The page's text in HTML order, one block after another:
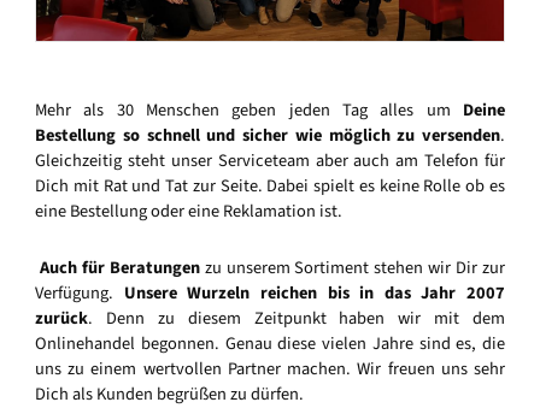
Mehr als 30 Menschen geben jeden Tag alles um Deine
Bestellung so schnell und sicher wie möglich zu versenden.
Gleichzeitig steht unser Serviceteam aber auch am Telefon für
Dich mit Rat und Tat zur Seite. Dabei spielt es keine Rolle ob es
eine Bestellung oder eine Reklamation ist.
Auch für Beratungenzu unserem Sortiment stehen wir Dir zur
Verfügung. Unsere Wurzeln reichen bis in das Jahr 2007
zurück. Denn zu diesem Zeitpunkt haben wir mit dem
Onlinehandel begonnen. Genau diese vielen Jahre sind es, die
uns zu einem wertvollen Partner machen. Wir freuen uns sehr
Dich als Kunden begrüßen zu dürfen.